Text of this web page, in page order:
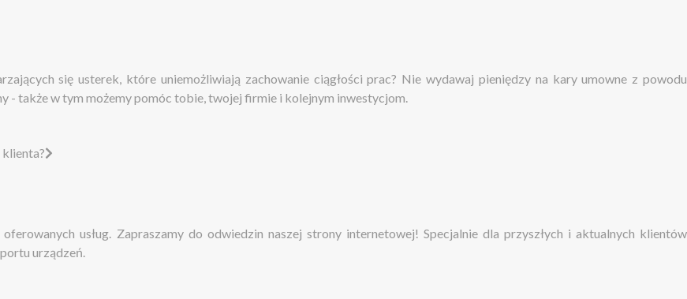
się usterek, które uniemożliwiają zachowanie ciągłości prac? Nie wydawaj pieniędzy na kary umowne z powodu
- także w tym możemy pomóc tobie, twojej firmie i kolejnym inwestycjom.
usług. Zapraszamy do odwiedzin naszej strony internetowej! Specjalnie dla przyszłych i aktualnych klientów
urządzeń.